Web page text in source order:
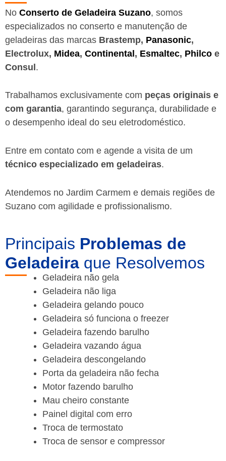
No Conserto de Geladeira Suzano, somos
especializados no conserto e manutenção de
geladeiras das marcas Brastemp, Panasonic,
Electrolux, Midea, Continental, Esmaltec, Philco e
Consul.
Trabalhamos exclusivamente com peças originais e
com garantia, garantindo segurança, durabilidade e
o desempenho ideal do seu eletrodoméstico.
Entre em contato com e agende a visita de um
técnico especializado em geladeiras.
Atendemos no Jardim Carmem e demais regiões de
Suzano com agilidade e profissionalismo.
Principais Problemas de
Geladeira que Resolvemos
Geladeira não gela
Geladeira não liga
Geladeira gelando pouco
Geladeira só funciona o freezer
Geladeira fazendo barulho
Geladeira vazando água
Geladeira descongelando
Porta da geladeira não fecha
Motor fazendo barulho
Mau cheiro constante
Painel digital com erro
Troca de termostato
Troca de sensor e compressor